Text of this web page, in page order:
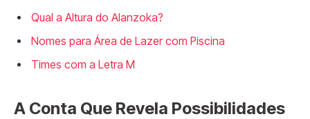
Qual a Altura do Alanzoka?
Nomes para Área de Lazer com Piscina
Times com a Letra M
A Conta Que Revela Possibilidades